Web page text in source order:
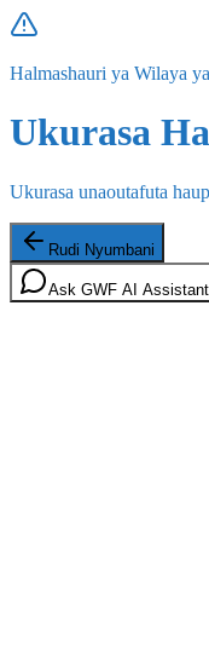
Halmashauri ya Wilaya
Ukurasa
Ukurasa unaoutafuta
Rudi Nyumbani
Ask GWF AI Assistant